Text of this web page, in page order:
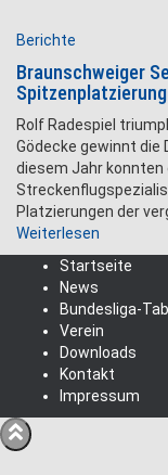
Berichte
Braunschweiger
Rolf Radespiel
Gödecke gewinnt
diesem Jahr
Platzierungen der
Weiterlesen
Startseite
News
Bundesliga-
Verein
Downloads
Kontakt
Impressum